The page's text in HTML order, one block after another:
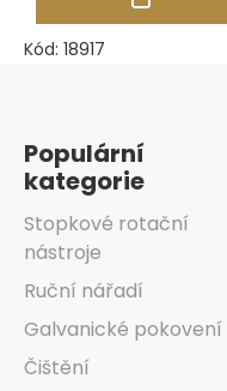
Kód: 18917
Populární
kategorie
Stopkové rotační
nástroje
Ruční nářadí
Galvanické pokovení
Čištění